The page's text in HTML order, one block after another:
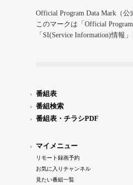
Official Program Data Mark（公
このマークは「Official
「SI(Service Information)情報
番組表
番組検索
番組表・チラシPDF
マイメニュー
リモート録画予約
お気に入りチャンネル
見たい番組一覧